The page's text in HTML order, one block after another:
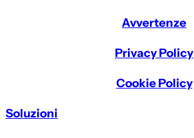
Avvertenze
Privacy Policy
Cookie Policy
Soluzioni